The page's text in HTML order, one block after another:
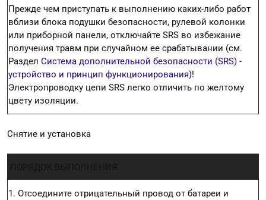
Прежде чем приступать к выполнению каких-либо работ
вблизи блока подушки безопасности, рулевой колонки
или приборной панели, отключайте SRS во избежание
получения травм при случайном ее срабатывании (см.
Раздел Система дополнительной безопасности (SRS) -
устройство и принцип функционирования)!
Электропроводку цепи SRS легко отличить по желтому
цвету изоляции.
Снятие и установка
1. Отсоедините отрицательный провод от батареи и